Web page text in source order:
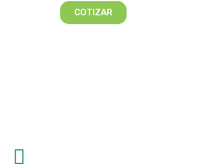
COTIZAR